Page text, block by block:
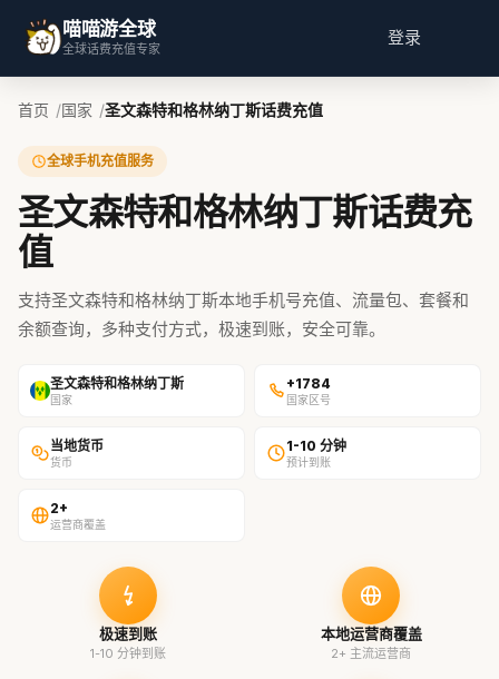
喵喵游全球
全球话费充值专家
登录
首页 国家 圣文森特和格林纳丁斯话费充值
全球手机充值服务
圣文森特和格林纳丁斯话费充
值
支持圣文森特和格林纳丁斯本地手机号充值、流量包、套餐和
余额查询，多种支付方式，极速到账，安全可靠。
圣文森特和格林纳丁斯
国家
+1784
国家区号
当地货币
货币
1-10 分钟
预计到账
2+
运营商覆盖
极速到账
1-10 分钟到账
本地运营商覆盖
2+ 主流运营商